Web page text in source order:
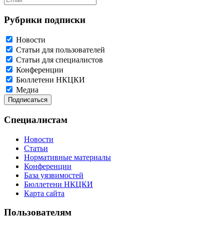
Рубрики подписки
Новости
Статьи для пользователей
Статьи для специалистов
Конференции
Бюллетени НКЦКИ
Медиа
Специалистам
Новости
Статьи
Нормативные материалы
Конференции
База уязвимостей
Бюллетени НКЦКИ
Карта сайта
Пользователям